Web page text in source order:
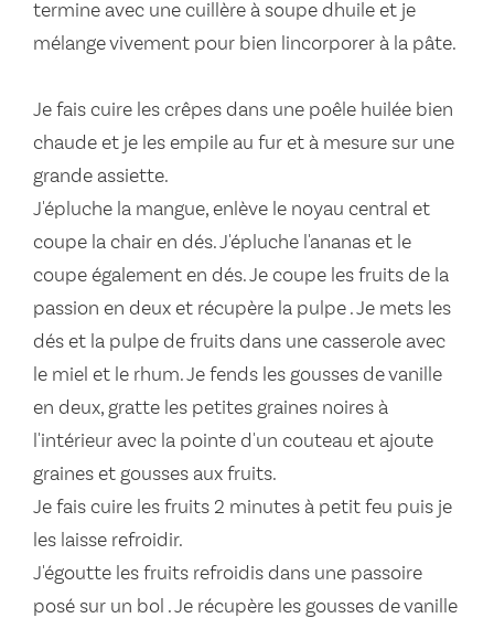
termine avec une cuillère à soupe dhuile et je
mélange vivement pour bien lincorporer à la pâte.
Je fais cuire les crêpes dans une poêle huilée bien
chaude et je les empile au fur et à mesure sur une
grande assiette.
J'épluche la mangue, enlève le noyau central et
coupe la chair en dés. J'épluche l'ananas et le
coupe également en dés. Je coupe les fruits de la
passion en deux et récupère la pulpe . Je mets les
dés et la pulpe de fruits dans une casserole avec
le miel et le rhum. Je fends les gousses de vanille
en deux, gratte les petites graines noires à
l'intérieur avec la pointe d'un couteau et ajoute
graines et gousses aux fruits.
Je fais cuire les fruits 2 minutes à petit feu puis je
les laisse refroidir.
J'égoutte les fruits refroidis dans une passoire
posé sur un bol . Je récupère les gousses de vanille